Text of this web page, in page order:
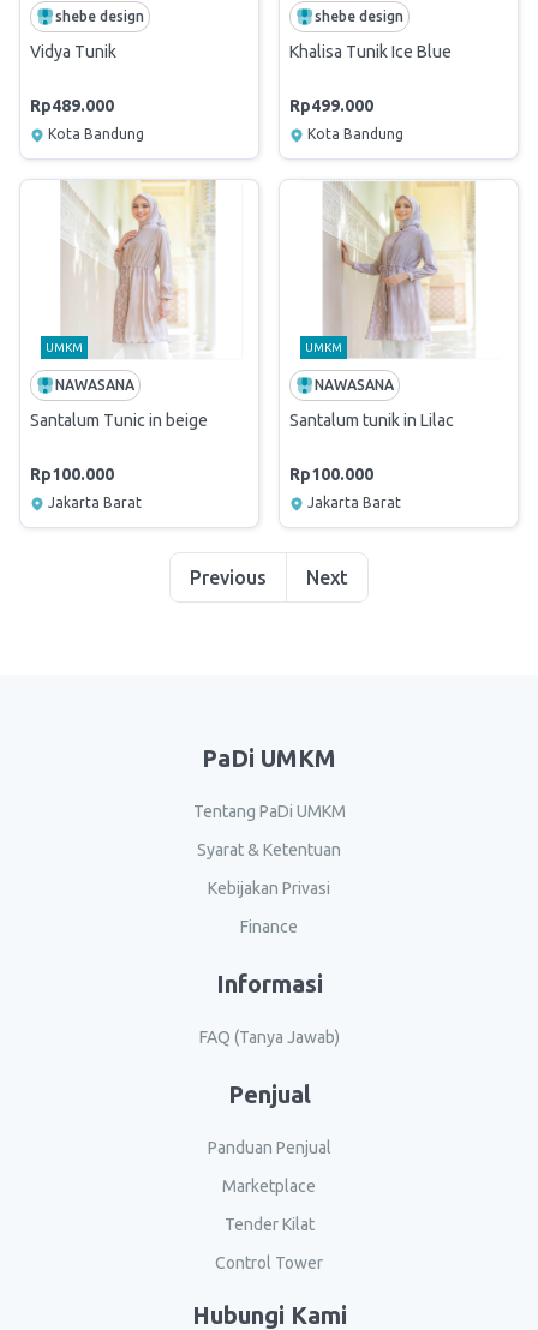
shebe design
Vidya Tunik
Rp489.000
Kota Bandung
shebe design
Khalisa Tunik Ice Blue
Rp499.000
Kota Bandung
UMKM
NAWASANA
Santalum Tunic in beige
Rp100.000
Jakarta Barat
UMKM
NAWASANA
Santalum tunik in Lilac
Rp100.000
Jakarta Barat
Previous Next
PaDi UMKM
Tentang PaDi UMKM
Syarat & Ketentuan
Kebijakan Privasi
Finance
Informasi
FAQ (Tanya Jawab)
Penjual
Panduan Penjual
Marketplace
Tender Kilat
Control Tower
Hubungi Kami